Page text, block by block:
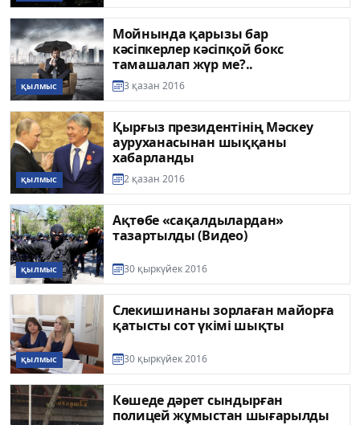
ҚЫЛМЫС
Мойнында қарызы бар
кәсіпкерлер кәсіпқой бокс
тамашалап жүр ме?..
3 қазан 2016
ҚЫЛМЫС
Қырғыз президентінің Мәскеу
ауруханасынан шыққаны
хабарланды
2 қазан 2016
ҚЫЛМЫС
Ақтөбе «сақалдылардан»
тазартылды (Видео)
30 қыркүйек 2016
ҚЫЛМЫС
Слекишинаны зорлаған майорға
қатысты сот үкімі шықты
30 қыркүйек 2016
Көшеде дәрет сындырған
полицей жұмыстан шығарылды